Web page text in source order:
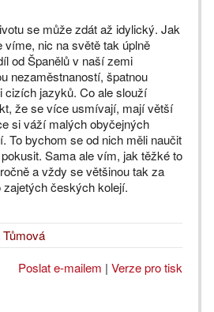
se může zdát až idylický. Jak
víme, nic na světě tak úplně
od Španělů v naší zemi
nezaměstnaností, špatnou
cizích jazyků. Co ale slouží
že se více usmívají, mají větší
si váží malých obyčejných
To bychom se od nich měli naučit
Sama ale vím, jak těžké to
a vždy se většinou tak za
českých kolejí.
Tůmová
Poslat e-mailem | Verze pro tisk